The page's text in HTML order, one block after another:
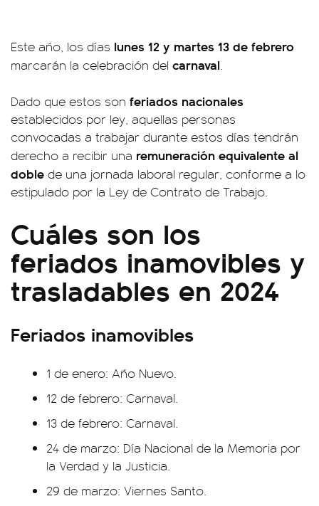
Este año, los días lunes 12 y martes 13 de febrero
marcarán la celebración del carnaval.
Dado que estos son feriados nacionales
establecidos por ley, aquellas personas
convocadas a trabajar durante estos días tendrán
derecho a recibir una remuneración equivalente al
doble de una jornada laboral regular, conforme a lo
estipulado por la Ley de Contrato de Trabajo.
Cuáles son los
feriados inamovibles y
trasladables en 2024
Feriados inamovibles
1 de enero: Año Nuevo.
12 de febrero: Carnaval.
13 de febrero: Carnaval.
24 de marzo: Día Nacional de la Memoria por
la Verdad y la Justicia.
29 de marzo: Viernes Santo.